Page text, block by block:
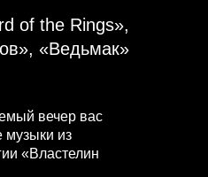
of the Rings»,
«Ведьмак»
вечер вас
музыки из
«Властелин